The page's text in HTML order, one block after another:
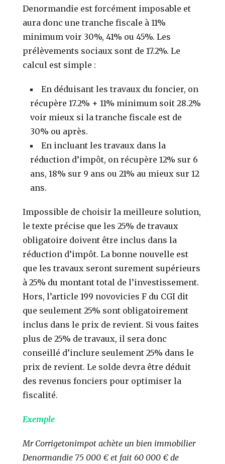
Denormandie est forcément imposable et
aura donc une tranche fiscale à 11%
minimum voir 30%, 41% ou 45%. Les
prélèvements sociaux sont de 17.2%. Le
calcul est simple :
En déduisant les travaux du foncier, on
récupère 17.2% + 11% minimum soit 28.2%
voir mieux si la tranche fiscale est de
30% ou après.
En incluant les travaux dans la
réduction d’impôt, on récupère 12% sur 6
ans, 18% sur 9 ans ou 21% au mieux sur 12
ans.
Impossible de choisir la meilleure solution,
le texte précise que les 25% de travaux
obligatoire doivent être inclus dans la
réduction d’impôt. La bonne nouvelle est
que les travaux seront surement supérieurs
à 25% du montant total de l’investissement.
Hors, l’article 199 novovicies F du CGI dit
que seulement 25% sont obligatoirement
inclus dans le prix de revient. Si vous faites
plus de 25% de travaux, il sera donc
conseillé d’inclure seulement 25% dans le
prix de revient. Le solde devra être déduit
des revenus fonciers pour optimiser la
fiscalité.
Exemple
Mr Corrigetonimpot achète un bien immobilier
Denormandie 75 000 € et fait 60 000 € de